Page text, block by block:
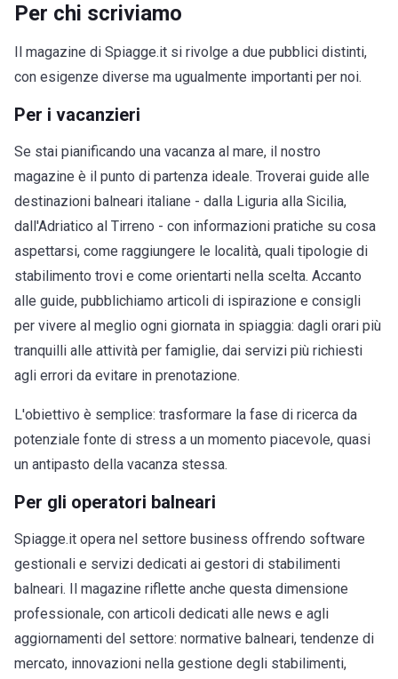
Per chi scriviamo
Il magazine di Spiagge.it si rivolge a due pubblici distinti,
con esigenze diverse ma ugualmente importanti per noi.
Per i vacanzieri
Se stai pianificando una vacanza al mare, il nostro
magazine è il punto di partenza ideale. Troverai guide alle
destinazioni balneari italiane - dalla Liguria alla Sicilia,
dall'Adriatico al Tirreno - con informazioni pratiche su cosa
aspettarsi, come raggiungere le località, quali tipologie di
stabilimento trovi e come orientarti nella scelta. Accanto
alle guide, pubblichiamo articoli di ispirazione e consigli
per vivere al meglio ogni giornata in spiaggia: dagli orari più
tranquilli alle attività per famiglie, dai servizi più richiesti
agli errori da evitare in prenotazione.
L'obiettivo è semplice: trasformare la fase di ricerca da
potenziale fonte di stress a un momento piacevole, quasi
un antipasto della vacanza stessa.
Per gli operatori balneari
Spiagge.it opera nel settore business offrendo software
gestionali e servizi dedicati ai gestori di stabilimenti
balneari. Il magazine riflette anche questa dimensione
professionale, con articoli dedicati alle news e agli
aggiornamenti del settore: normative balneari, tendenze di
mercato, innovazioni nella gestione degli stabilimenti,